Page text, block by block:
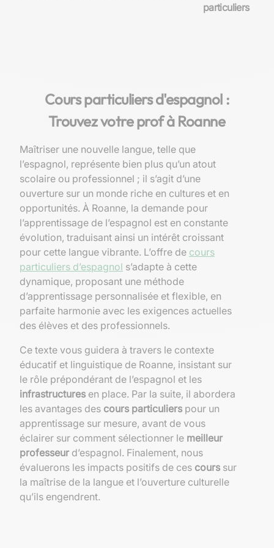
particuliers
Cours particuliers d'espagnol :
Trouvez votre prof à Roanne
Maîtriser une nouvelle langue, telle que
l’espagnol, représente bien plus qu’un atout
scolaire ou professionnel ; il s’agit d’une
ouverture sur un monde riche en cultures et en
opportunités. À Roanne, la demande pour
l’apprentissage de l’espagnol est en constante
évolution, traduisant ainsi un intérêt croissant
pour cette langue vibrante. L’offre de cours
particuliers d’espagnol s’adapte à cette
dynamique, proposant une méthode
d’apprentissage personnalisée et flexible, en
parfaite harmonie avec les exigences actuelles
des élèves et des professionnels.
Ce texte vous guidera à travers le contexte
éducatif et linguistique de Roanne, insistant sur
le rôle prépondérant de l’espagnol et les
infrastructures en place. Par la suite, il abordera
les avantages des cours particuliers pour un
apprentissage sur mesure, avant de vous
éclairer sur comment sélectionner le meilleur
professeur d’espagnol. Finalement, nous
évaluerons les impacts positifs de ces cours sur
la maîtrise de la langue et l’ouverture culturelle
qu’ils engendrent.